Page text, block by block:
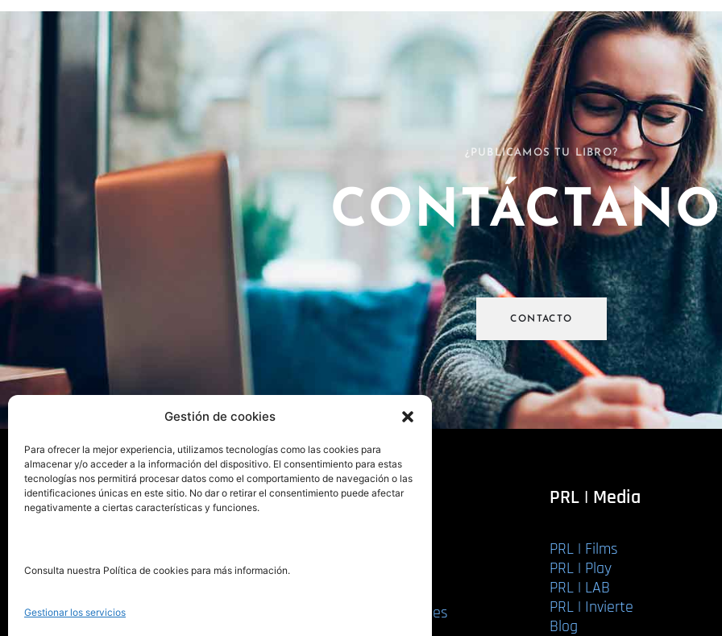
Gestión de cookies
Para ofrecer la mejor experiencia, utilizamos tecnologías como las cookies para
almacenar y/o acceder a la información del dispositivo. El consentimiento para estas
tecnologías nos permitirá procesar datos como el comportamiento de navegación o las
identificaciones únicas en este sitio. No dar o retirar el consentimiento puede afectar
negativamente a ciertas características y funciones.
Consulta nuestra Política de cookies para más información.
Gestionar los servicios
¿PUBLICAMOS TU LIBRO?
CONTACTO
pionero de autoedición
911 413 306
La editorial
Servicios editoriales
PRL | Media
PRL | Films
PRL | Play
PRL | LAB
PRL | Invierte
Blog